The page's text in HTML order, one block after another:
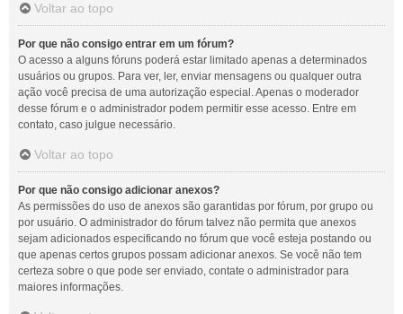
Voltar ao topo
Por que não consigo entrar em um fórum?
O acesso a alguns fóruns poderá estar limitado apenas a determinados
usuários ou grupos. Para ver, ler, enviar mensagens ou qualquer outra
ação você precisa de uma autorização especial. Apenas o moderador
desse fórum e o administrador podem permitir esse acesso. Entre em
contato, caso julgue necessário.
Voltar ao topo
Por que não consigo adicionar anexos?
As permissões do uso de anexos são garantidas por fórum, por grupo ou
por usuário. O administrador do fórum talvez não permita que anexos
sejam adicionados especificando no fórum que você esteja postando ou
que apenas certos grupos possam adicionar anexos. Se você não tem
certeza sobre o que pode ser enviado, contate o administrador para
maiores informações.